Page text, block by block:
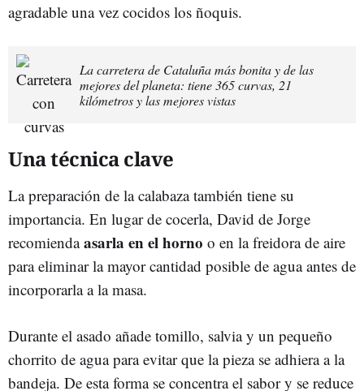
agradable una vez cocidos los ñoquis.
La carretera de Cataluña más bonita y de las
mejores del planeta: tiene 365 curvas, 21
kilómetros y las mejores vistas
Una técnica clave
La preparación de la calabaza también tiene su
importancia. En lugar de cocerla, David de Jorge
recomiendaasarla en el horno o en la freidora de aire
para eliminar la mayor cantidad posible de agua antes de
incorporarla a la masa.
Durante el asado añade tomillo, salvia y un pequeño
chorrito de agua para evitar que la pieza se adhiera a la
bandeja. De esta forma se concentra el sabor y se reduce